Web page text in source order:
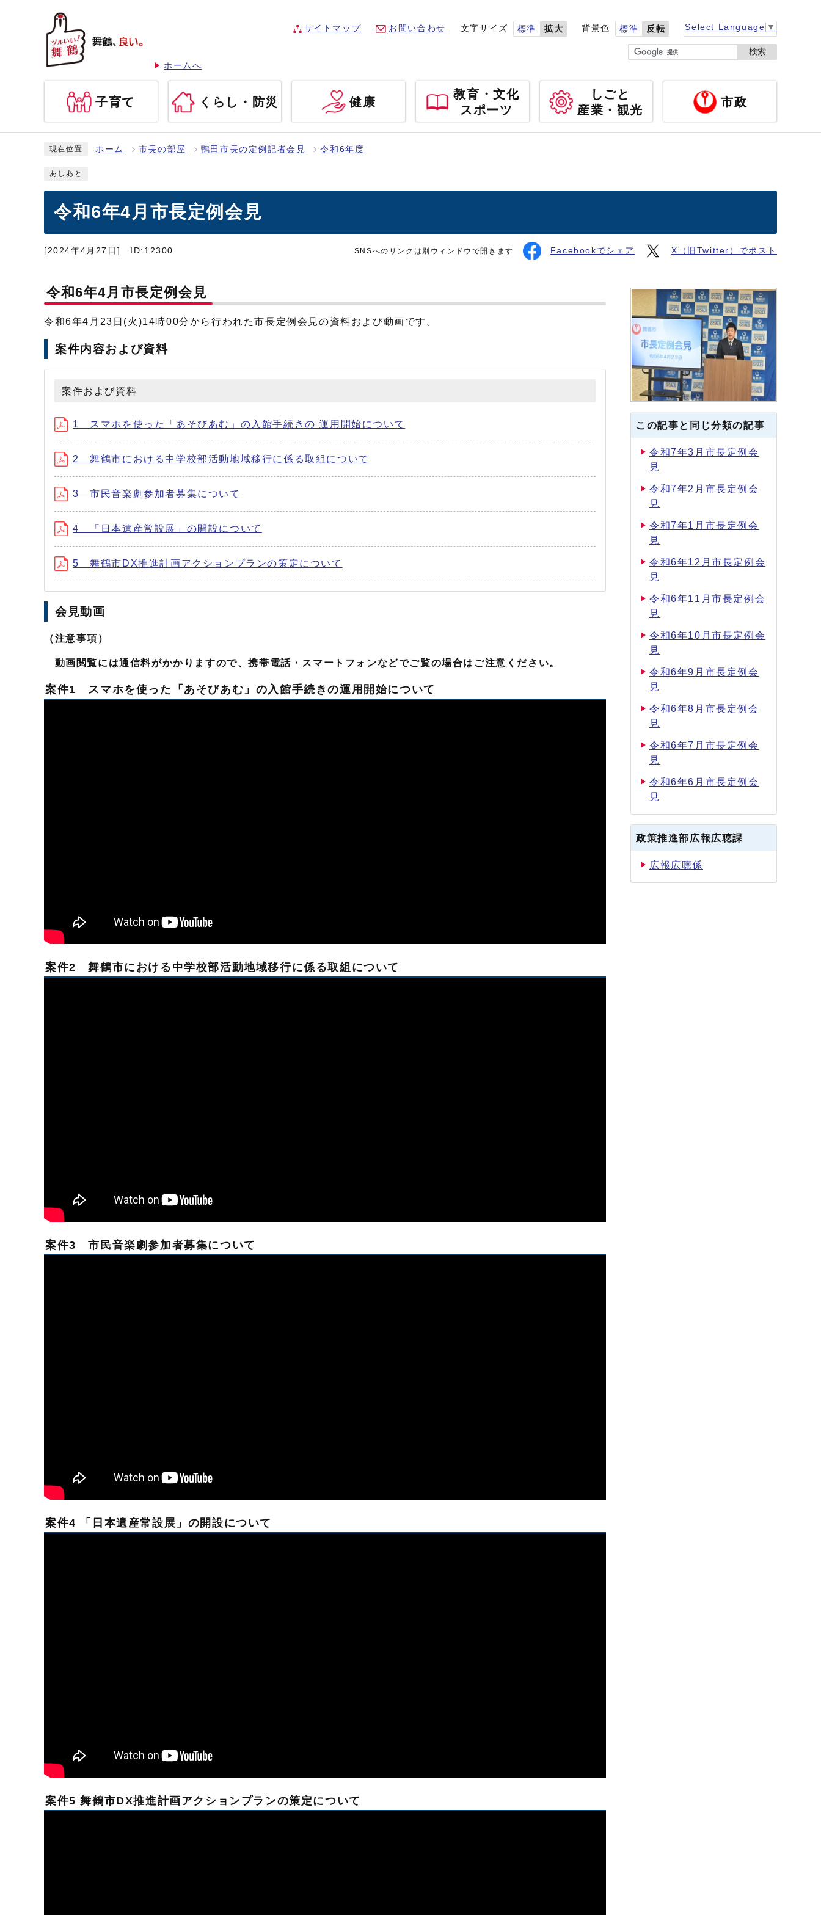
ホームへ
サイトマップ お問い合わせ 文字サイズ 標準 拡大 背景色 標準 反転 Select Language ▼
検索
子育て くらし・防災 健康
教育・文化
スポーツ
しごと
産業・観光
市政
現在位置 ホーム 市長の部屋 鴨田市長の定例記者会見 令和6年度
あしあと
令和6年4月市長定例会見
[2024年4月27日] ID:12300 SNSへのリンクは別ウィンドウで開きます Facebookでシェア X（旧Twitter）でポスト
令和6年4月市長定例会見
令和6年4月23日(火)14時00分から行われた市長定例会見の資料および動画です。
案件内容および資料
案件および資料
1 スマホを使った「あそびあむ」の入館手続きの 運用開始について
2 舞鶴市における中学校部活動地域移行に係る取組について
3 市民音楽劇参加者募集について
4 「日本遺産常設展」の開設について
5 舞鶴市DX推進計画アクションプランの策定について
会見動画
（注意事項）
動画閲覧には通信料がかかりますので、携帯電話・スマートフォンなどでご覧の場合はご注意ください。
案件1 スマホを使った「あそびあむ」の入館手続きの運用開始について
案件2 舞鶴市における中学校部活動地域移行に係る取組について
案件3 市民音楽劇参加者募集について
案件4 「日本遺産常設展」の開設について
案件5 舞鶴市DX推進計画アクションプランの策定について
この記事と同じ分類の記事
令和7年3月市長定例会
見
令和7年2月市長定例会
見
令和7年1月市長定例会
見
令和6年12月市長定例会
見
令和6年11月市長定例会
見
令和6年10月市長定例会
見
令和6年9月市長定例会
見
令和6年8月市長定例会
見
令和6年7月市長定例会
見
令和6年6月市長定例会
見
政策推進部広報広聴課
広報広聴係